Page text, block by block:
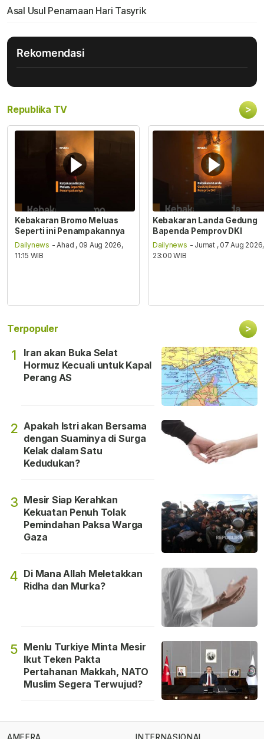
Asal Usul Penamaan Hari Tasyrik
Rekomendasi
Republika TV >
Kebakaran Bromo Meluas
Seperti ini Penampakannya
Dailynews - Ahad , 09 Aug 2026,
11:15 WIB
Kebakaran Landa Gedung
Bapenda Pemprov DKI
Dailynews - Jumat , 07 Aug 2026,
23:00 WIB
Terpopuler >
1
Iran akan Buka Selat
Hormuz Kecuali untuk Kapal
Perang AS
2 Apakah Istri akan Bersama
dengan Suaminya di Surga
Kelak dalam Satu
Kedudukan?
3 Mesir Siap Kerahkan
Kekuatan Penuh Tolak
Pemindahan Paksa Warga
Gaza
4 Di Mana Allah Meletakkan
Ridha dan Murka?
5 Menlu Turkiye Minta Mesir
Ikut Teken Pakta
Pertahanan Makkah, NATO
Muslim Segera Terwujud?